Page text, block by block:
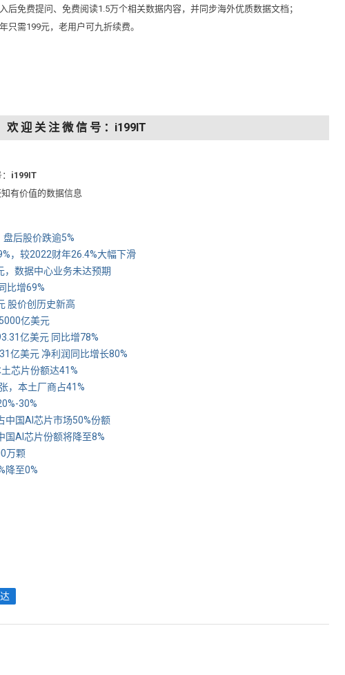
后免费提问、免费阅读1.5万个相关数据内容，并同步海外优质数据文档；
只需199元，老用户可九折续费。
欢 迎 关 注 微 信 号 ：i199IT
i199IT
有价值的数据信息
后股价跌逾5%
，较2022财年26.4%大幅下滑
数据中心业务未达预期
比增69%
股价创历史新高
亿美元
亿美元 同比增78%
亿美元 净利润同比增长80%
芯片份额达41%
，本土厂商占41%
30%
中国AI芯片市场50%份额
国AI芯片份额将降至8%
万颗
降至0%